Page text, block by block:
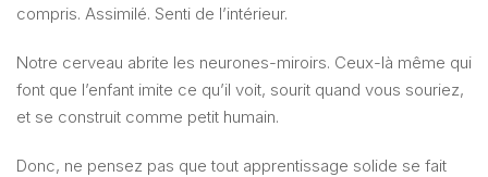
compris. Assimilé. Senti de l’intérieur.
Notre cerveau abrite les neurones-miroirs. Ceux-là même qui
font que l’enfant imite ce qu’il voit, sourit quand vous souriez,
et se construit comme petit humain.
Donc, ne pensez pas que tout apprentissage solide se fait